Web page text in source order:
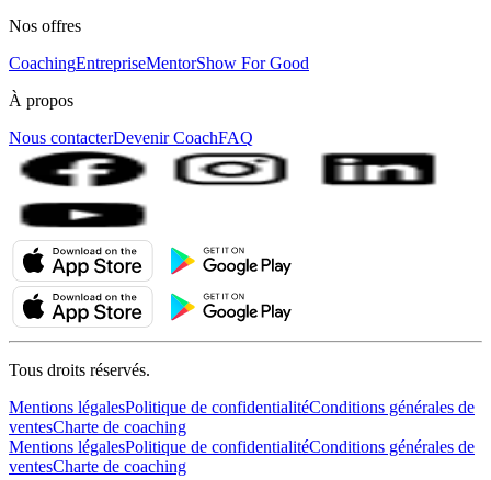
Nos offres
CoachingEntrepriseMentorShow For Good
À propos
Nous contacterDevenir CoachFAQ
Tous droits réservés.
Mentions légalesPolitique de confidentialitéConditions générales de
ventesCharte de coaching
Mentions légalesPolitique de confidentialitéConditions générales de
ventesCharte de coaching